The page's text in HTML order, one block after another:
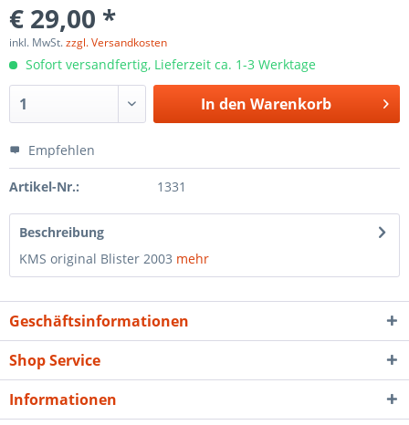
€ 29,00 *
inkl. MwSt.zzgl. Versandkosten
Sofort versandfertig, Lieferzeit ca. 1-3 Werktage
In den Warenkorb
Empfehlen
Artikel-Nr.: 1331
Beschreibung
KMS original Blister 2003 mehr
Geschäftsinformationen
Shop Service
Informationen